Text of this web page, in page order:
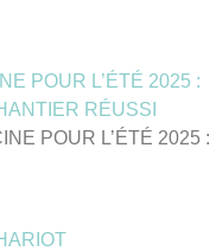
POUR L’ÉTÉ 2025 :
RÉUSSI
POUR L’ÉTÉ 2025 :